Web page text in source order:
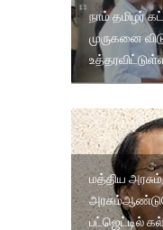
நாம் தமிழர்
முருகனை
மத்திய
பட்ஜெட்டில்